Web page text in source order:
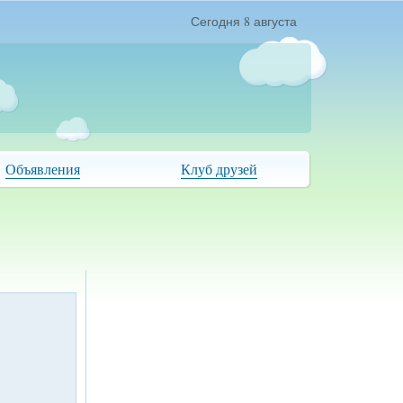
Сегодня 8 августа
Объявления Клуб друзей